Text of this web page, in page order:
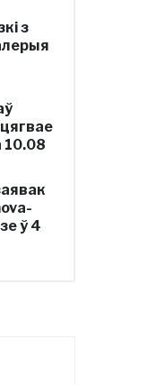
з
10.08
ў 4